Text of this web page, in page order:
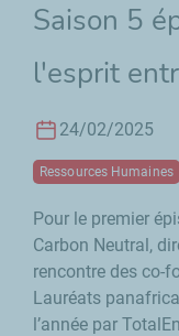
Saison 5
l'esprit
24/02/2025
Ressources Humaines
Pour le premier
Carbon Neutral,
rencontre des co-
Lauréats
l’année par